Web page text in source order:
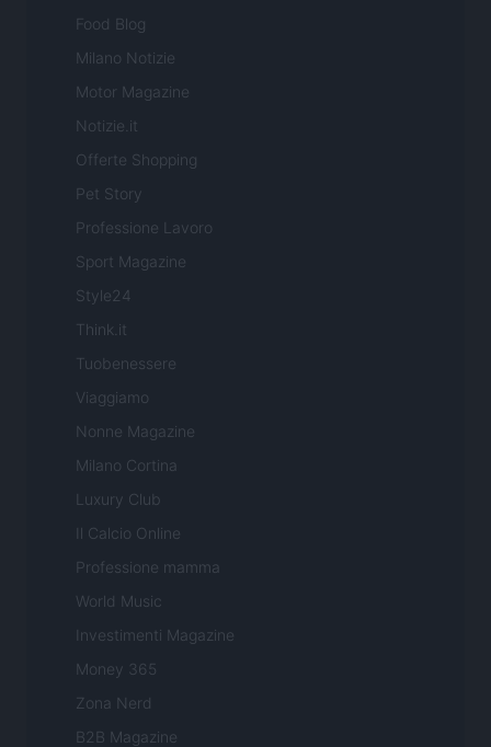
Food Blog
Milano Notizie
Motor Magazine
Notizie.it
Offerte Shopping
Pet Story
Professione Lavoro
Sport Magazine
Style24
Think.it
Tuobenessere
Viaggiamo
Nonne Magazine
Milano Cortina
Luxury Club
Il Calcio Online
Professione mamma
World Music
Investimenti Magazine
Money 365
Zona Nerd
B2B Magazine